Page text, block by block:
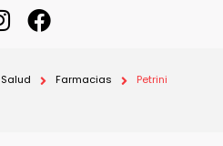
Salud Farmacias Petrini